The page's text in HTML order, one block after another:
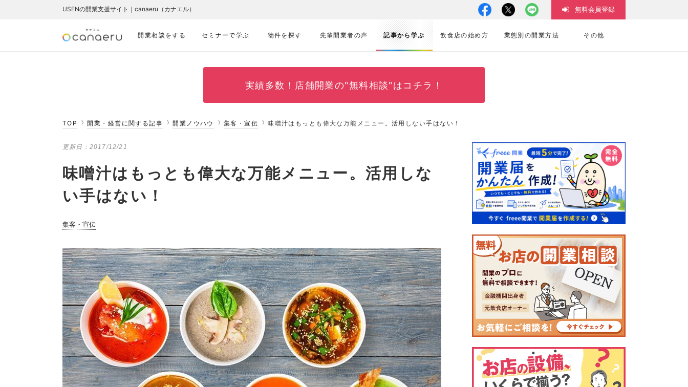
開業相談をする セミナーで学ぶ 物件を探す 先輩開業者の声 記事から学ぶ 飲食店の始め方 業態別の開業方法 その他
USENの開業支援サイト｜canaeru（カナエル） 無料会員登録
実績多数！ 店舗開業の"無料相談"はコチラ！
TOP 開業・経営に関する記事 開業ノウハウ 集客・宣伝 味噌汁はもっとも偉大な万能メニュー。活用しない手はない！
更新日： 2017/12/21
味噌汁はもっとも偉大な万能メニュー。活用しな
い手はない！
集客・宣伝